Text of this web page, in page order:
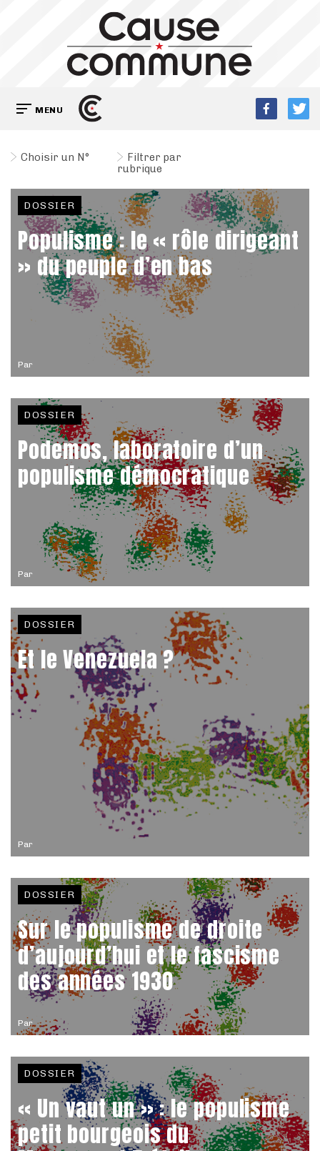
MENU
Choisir un N°
Filtrer par
rubrique
Par
DOSSIER
Populisme : le « rôle dirigeant
» du peuple d’en bas
Par
DOSSIER
Podemos, laboratoire d’un
populisme démocratique
Par
DOSSIER
Et le Venezuela ?
Par
DOSSIER
Sur le populisme de droite
d’aujourd’hui et le fascisme
des années 1930
DOSSIER
« Un vaut un » : le populisme
petit bourgeois du